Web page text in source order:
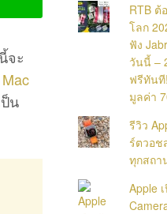
จะ
Mac
น
RTB
โลก
ฟัง
วันนี้ –
ฟรีทันที
มูลค่า
รีวิว
ร์ตวอช
ทุกสถ
Apple